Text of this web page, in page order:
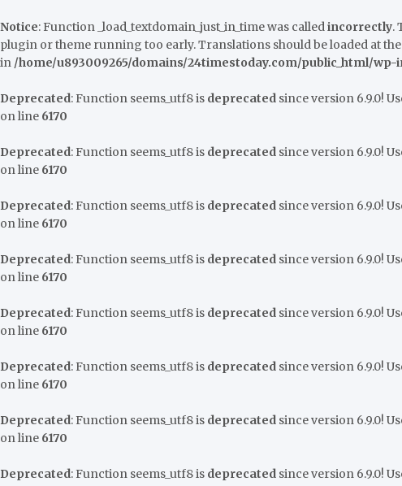
Notice: Function _load_textdomain_just_in_time was calledincorrectly.
plugin or theme running too early. Translations should be loaded at the
in /home/u893009265/domains/24timestoday.com/public_html/
Deprecated: Function seems_utf8 is deprecated since version 6.9.0!
on line 6170
Deprecated: Function seems_utf8 is deprecated since version 6.9.0!
on line 6170
Deprecated: Function seems_utf8 is deprecated since version 6.9.0!
on line 6170
Deprecated: Function seems_utf8 is deprecated since version 6.9.0!
on line 6170
Deprecated: Function seems_utf8 is deprecated since version 6.9.0!
on line 6170
Deprecated: Function seems_utf8 is deprecated since version 6.9.0!
on line 6170
Deprecated: Function seems_utf8 is deprecated since version 6.9.0!
on line 6170
Deprecated: Function seems_utf8 is deprecated since version 6.9.0!